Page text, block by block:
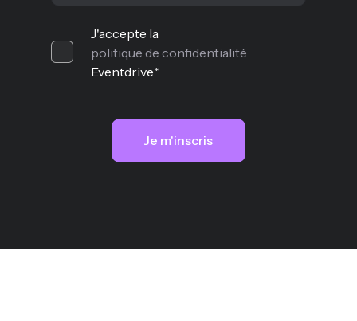
J'accepte la
politique de confidentialité
Eventdrive*